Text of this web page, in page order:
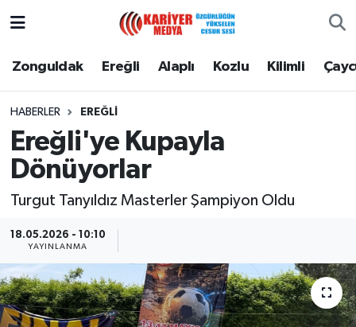
Zonguldak Ereğli Alaplı Kozlu Kilimli
HABERLER EREĞLI
Ereğli'ye Kupayla
Dönüyorlar
Turgut Tanyıldız Masterler Şampiyon Oldu
18.05.2026 - 10:10
YAYINLANMA
Zonguldak
Alaplı
Kozlu
Çaycuma
Gökçebey
Zonguldak Nöbetçi Eczaneler
Zonguldak Namaz Vakitleri
Zonguldak Trafik Yoğunluk Haritası
Tüm Manşetler
Son Dakika Haberleri